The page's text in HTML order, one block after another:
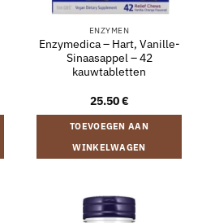
ENZYMEN
Enzymedica – Hart, Vanille-
Sinaasappel – 42
kauwtabletten
25.50€
TOEVOEGEN AAN
WINKELWAGEN